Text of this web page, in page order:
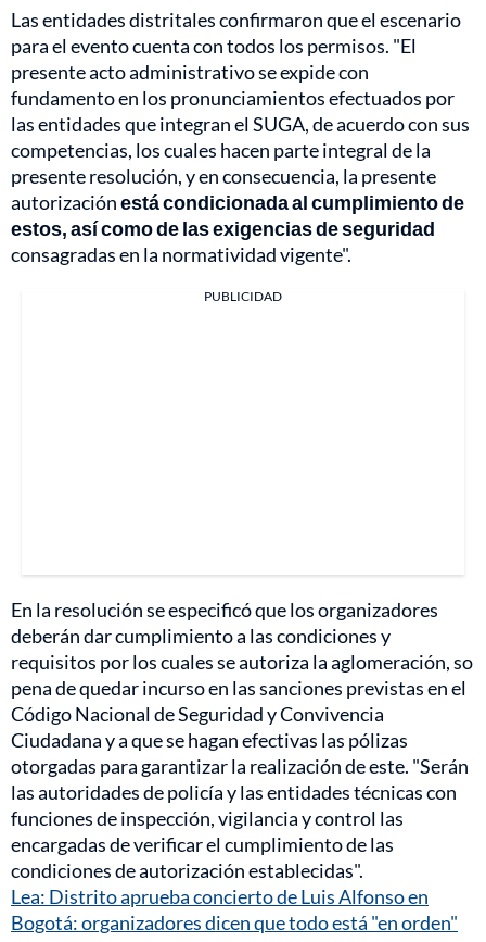
Las entidades distritales confirmaron que el escenario
para el evento cuenta con todos los permisos. "El
presente acto administrativo se expide con
fundamento en los pronunciamientos efectuados por
las entidades que integran el SUGA, de acuerdo con sus
competencias, los cuales hacen parte integral de la
presente resolución, y en consecuencia, la presente
autorizaciónestá condicionada al cumplimiento de
estos, así como de las exigencias de seguridad
consagradas en la normatividad vigente".
PUBLICIDAD
En la resolución se especificó que los organizadores
deberán dar cumplimiento a las condiciones y
requisitos por los cuales se autoriza la aglomeración, so
pena de quedar incurso en las sanciones previstas en el
Código Nacional de Seguridad y Convivencia
Ciudadana y a que se hagan efectivas las pólizas
otorgadas para garantizar la realización de este. "Serán
las autoridades de policía y las entidades técnicas con
funciones de inspección, vigilancia y control las
encargadas de verificar el cumplimiento de las
condiciones de autorización establecidas".
Lea: Distrito aprueba concierto de Luis Alfonso en
Bogotá: organizadores dicen que todo está "en orden"